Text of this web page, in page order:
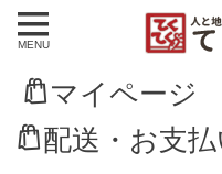
MENU
マイページ
配送・お支払
新着順
登録順
価格が高い順
優先度順